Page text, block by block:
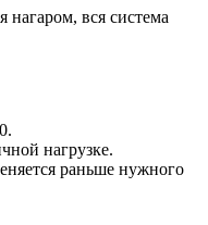
нагаром, вся система
нагрузке.
раньше нужного